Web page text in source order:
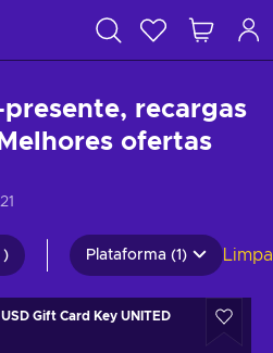
recargas
ofertas
) Plataforma (1)
Gift Card Key UNITED